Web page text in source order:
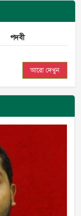
পদবী
আরো দেখুন